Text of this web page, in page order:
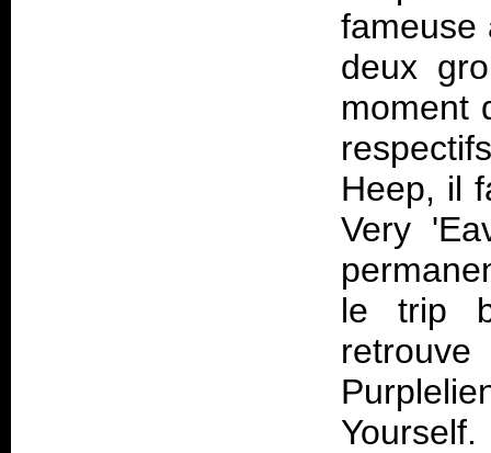
fameuse
deux
moment
Heep, il
Very
le trip
Yourself